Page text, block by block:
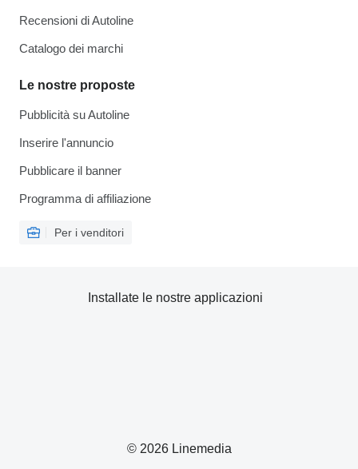
Recensioni di Autoline
Catalogo dei marchi
Le nostre proposte
Pubblicità su Autoline
Inserire l'annuncio
Pubblicare il banner
Programma di affiliazione
Per i venditori
© 2026 Linemedia
Installate le nostre applicazioni